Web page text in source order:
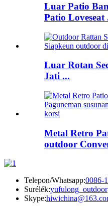
Luar Patio
Patio Loveseat
Luar Rotan
Jati ...
Metal Retro
outdoor
Telepon/Whatsapp:0086-
Surélék:
Skype: